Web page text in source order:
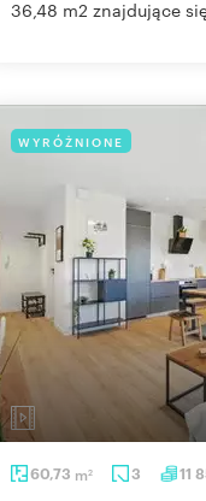
36,48 m2 znajdujące
WYRÓŻNIONE
60,73 m2 3 11